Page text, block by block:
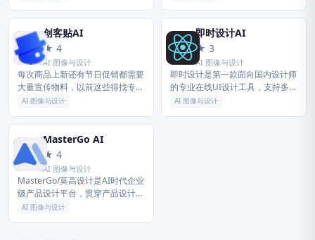
练。欢迎每一位创作者加入...
槛。
创
创客贴AI
★ 4
AI 图像与设计
每次商品上新还有节日促销都需要
大量宣传物料，以前这些得找专门
的人来做，时间和金钱成本都比较
自己做海报，做完的图一方面可以
发朋...
AI 图像与设计
即
即时设计AI
★ 3
AI 图像与设计
即时设计是第一款面向国内设计师
的专业在线UI设计工具，支持多人
实时协作、原型交互、资源管理与
AI 图像与设计
M
MasterGo AI
★ 4
AI 图像与设计
MasterGo/莫高设计是AI时代企业
级产品设计平台，贯穿产品设计研
发的全链条在线协作工具,是可协
AI 图像与设计